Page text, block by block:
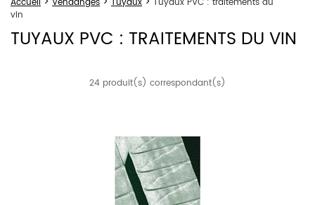
vin
TUYAUX PVC : TRAITEMENTS DU VIN
24 produit(s) correspondant(s)